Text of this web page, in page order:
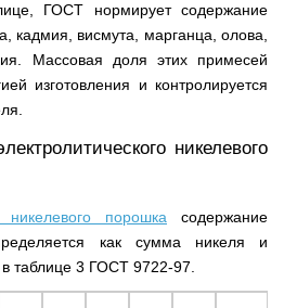
ГОСТ нормирует содержание
висмута, марганца, олова,
Массовая доля этих примесей
изготовления и контролируется
никелевого
никелевого порошка содержание
как сумма никеля и
таблице 3 ГОСТ 9722-97.